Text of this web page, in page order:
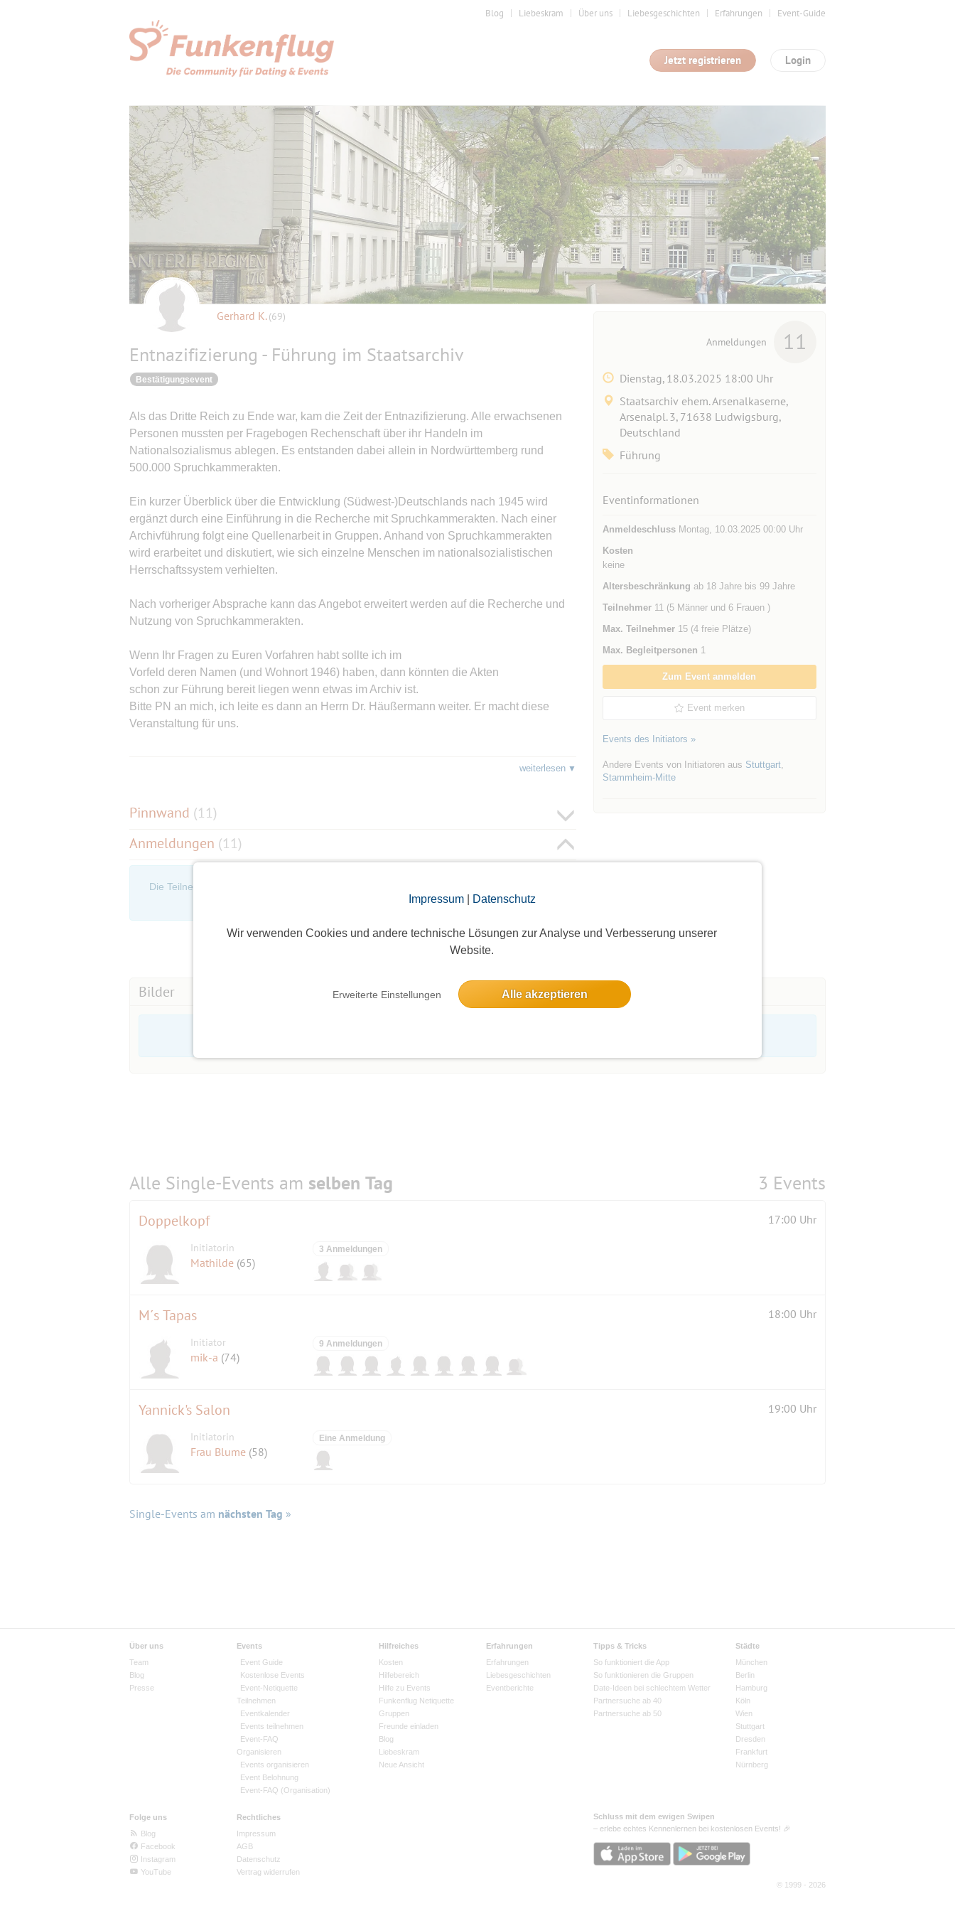
Impressum| Datenschutz
Wir verwenden Cookies und andere technische Lösungen zur Analyse und Verbesserung unserer
Website.
Erweiterte Einstellungen Alle akzeptieren
Blog Liebeskram Über uns Liebesgeschichten Erfahrungen Event-Guide
Login
Jetzt registrieren
Gerhard K.(69)
Entnazifizierung - Führung im Staatsarchiv
Bestätigungsevent
Als das Dritte Reich zu Ende war, kam die Zeit der Entnazifizierung. Alle erwachsenen
Personen mussten per Fragebogen Rechenschaft über ihr Handeln im
Nationalsozialismus ablegen. Es entstanden dabei allein in Nordwürttemberg rund
500.000 Spruchkammerakten.
Ein kurzer Überblick über die Entwicklung (Südwest-)Deutschlands nach 1945 wird
ergänzt durch eine Einführung in die Recherche mit Spruchkammerakten. Nach einer
Archivführung folgt eine Quellenarbeit in Gruppen. Anhand von Spruchkammerakten
wird erarbeitet und diskutiert, wie sich einzelne Menschen im nationalsozialistischen
Herrschaftssystem verhielten.
Nach vorheriger Absprache kann das Angebot erweitert werden auf die Recherche und
Nutzung von Spruchkammerakten.
Wenn Ihr Fragen zu Euren Vorfahren habt sollte ich im
Vorfeld deren Namen (und Wohnort 1946) haben, dann könnten die Akten
schon zur Führung bereit liegen wenn etwas im Archiv ist.
Bitte PN an mich, ich leite es dann an Herrn Dr. Häußermann weiter. Er macht diese
Veranstaltung für uns.
weiterlesen
Pinnwand (11)
Anmeldungen (11)
Die Teilnehmerliste ist nur für eingeloggte Mitglieder sichtbar. Log dich ein oder melde dich
an, um die Teilnehmer zu sehen!
Anmeldungen 11
Dienstag, 18.03.2025 18:00 Uhr
Staatsarchiv ehem. Arsenalkaserne,
Arsenalpl. 3, 71638 Ludwigsburg,
Deutschland
Führung
Eventinformationen
AnmeldeschlussMontag, 10.03.2025 00:00 Uhr
Kosten
keine
Altersbeschränkung ab 18 Jahre bis 99 Jahre
Teilnehmer11 (5 Männer und 6 Frauen )
Max. Teilnehmer15 (4 freie Plätze)
Max. Begleitpersonen 1
Zum Event anmelden
Event merken
Events des Initiators »
Andere Events von Initiatoren aus Stuttgart,
Stammheim-Mitte
Bilder
Alle Single-Events am selben Tag 3 Events
Doppelkopf 17:00 Uhr
Initiatorin
Mathilde (65)
3 Anmeldungen
M´s Tapas 18:00 Uhr
Initiator
mik-a (74)
9 Anmeldungen
Yannick's Salon 19:00 Uhr
Initiatorin
Frau Blume (58)
Eine Anmeldung
Single-Events am nächsten Tag »
Über uns
Team
Blog
Presse
Events
Event Guide
Kostenlose Events
Event-Netiquette
Teilnehmen
Eventkalender
Events teilnehmen
Event-FAQ
Organisieren
Events organisieren
Event Belohnung
Event-FAQ (Organisation)
Hilfreiches
Kosten
Hilfebereich
Hilfe zu Events
Funkenflug Netiquette
Gruppen
Freunde einladen
Blog
Liebeskram
Neue Ansicht
Erfahrungen
Erfahrungen
Liebesgeschichten
Eventberichte
Tipps & Tricks
So funktioniert die App
So funktionieren die Gruppen
Date-Ideen bei schlechtem Wetter
Partnersuche ab 40
Partnersuche ab 50
Städte
München
Berlin
Hamburg
Köln
Wien
Stuttgart
Dresden
Frankfurt
Nürnberg
Folge uns
Blog
Facebook
Instagram
YouTube
Rechtliches
Impressum
AGB
Datenschutz
Vertrag widerrufen
Schluss mit dem ewigen Swipen
– erlebe echtes Kennenlernen bei kostenlosen Events! 🎉
© 1999 - 2026